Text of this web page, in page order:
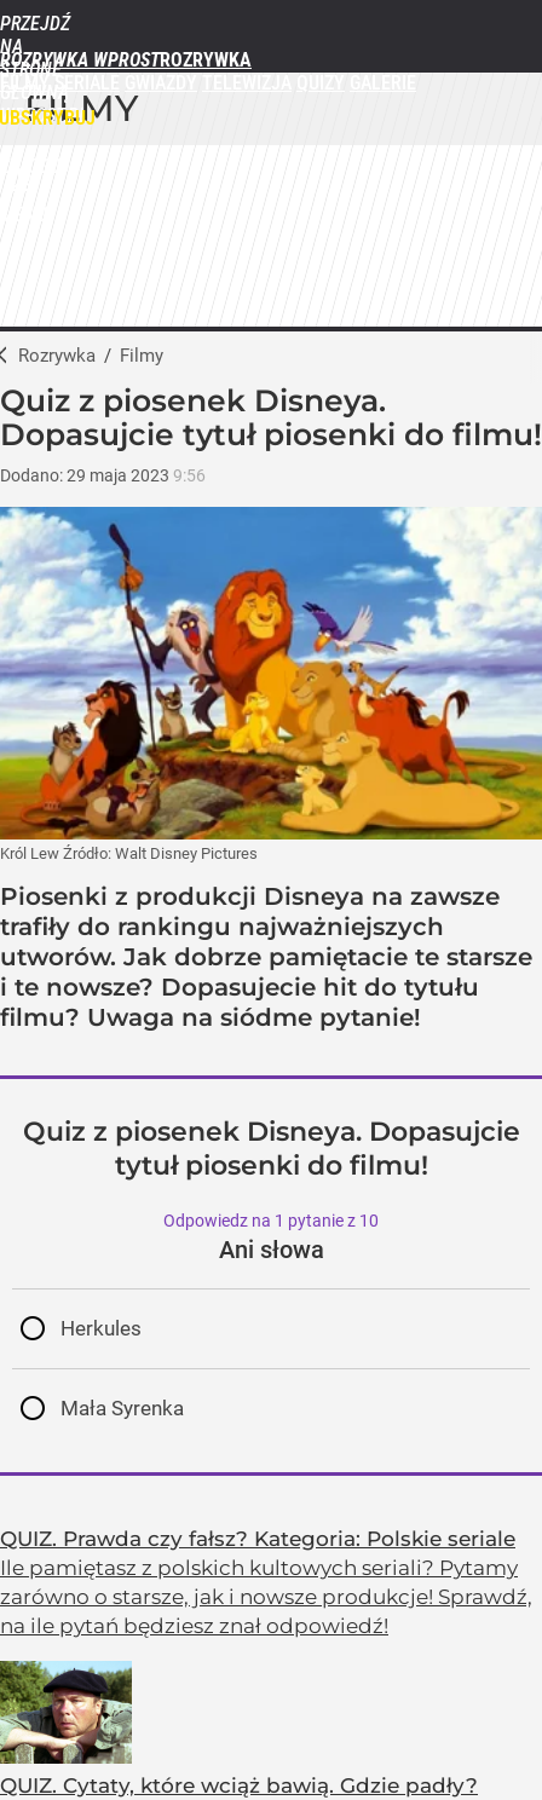
PRZEJDŹ
NA
STRONĘ
GŁÓWNĄ
WPROST.PL
ROZRYWKA WPROST
FILMY
Rozrywka / Filmy
Quiz z piosenek Disneya.
Dopasujcie tytuł piosenki do filmu!
Dodano:29 maja 2023 9:56
Król Lew Źródło: Walt Disney Pictures
Piosenki z produkcji Disneya na zawsze
trafiły do rankingu najważniejszych
utworów. Jak dobrze pamiętacie te starsze
i te nowsze? Dopasujecie hit do tytułu
filmu? Uwaga na siódme pytanie!
Quiz z piosenek Disneya. Dopasujcie
tytuł piosenki do filmu!
Odpowiedz na 1 pytanie z 10
Ani słowa
Herkules
Mała Syrenka
QUIZ. Prawda czy fałsz? Kategoria: Polskie seriale
Ile pamiętasz z polskich kultowych seriali? Pytamy
zarówno o starsze, jak i nowsze produkcje! Sprawdź,
na ile pytań będziesz znał odpowiedź!
QUIZ. Cytaty, które wciąż bawią. Gdzie padły?